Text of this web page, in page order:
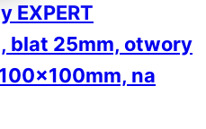
EXPERT
blat 25mm, otwory
na